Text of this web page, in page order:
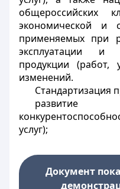
общероссийских
экономической и
применяемых при
эксплуатации и
продукции
изменений.
Стандартизация
развитие
услуг);
Документ